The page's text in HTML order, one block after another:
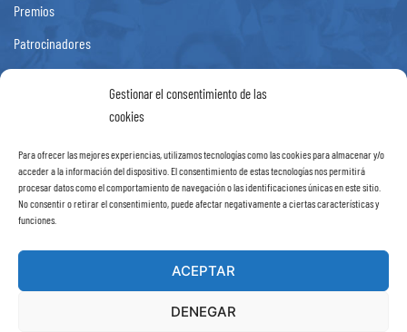
Gestionar el consentimiento de las
cookies
Para ofrecer las mejores experiencias, utilizamos tecnologías como las cookies para almacenar y/o
acceder a la información del dispositivo. El consentimiento de estas tecnologías nos permitirá
procesar datos como el comportamiento de navegación o las identificaciones únicas en este sitio.
No consentir o retirar el consentimiento, puede afectar negativamente a ciertas características y
funciones.
ACEPTAR
DENEGAR
Premios
Patrocinadores
Información
Política de cookies (UE)